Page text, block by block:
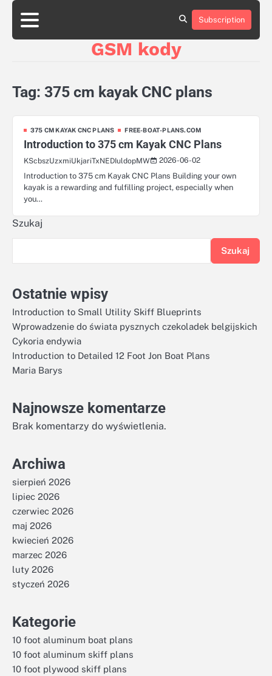
Skip
content
aluminumboatplans.com
dobra-
plywoodboatplans.com
ujednoznaczniające
aluminumboatplans.com
dobra-
plywoodboatplans.com
ujednoznaczniające
Kontakt
Kontakt
Subscription
GSM kody
Tag: 375 cm kayak CNC plans
375 CM KAYAK CNC PLANS FREE-BOAT-PLANS.COM
Introduction to 375 cm Kayak CNC Plans
KScbszUzxmiUkjariTxNEDIuldopMW
2026-06-02
Introduction to 375 cm Kayak CNC Plans Building your own
kayak is a rewarding and fulfilling project, especially when
you…
Szukaj
Szukaj
Ostatnie wpisy
Introduction to Small Utility Skiff Blueprints
Wprowadzenie do świata pysznych czekoladek belgijskich
Cykoria endywia
Introduction to Detailed 12 Foot Jon Boat Plans
Maria Barys
Najnowsze komentarze
Brak komentarzy do wyświetlenia.
Archiwa
sierpień 2026
lipiec 2026
czerwiec 2026
maj 2026
kwiecień 2026
marzec 2026
luty 2026
styczeń 2026
Kategorie
10 foot aluminum boat plans
10 foot aluminum skiff plans
10 foot plywood skiff plans